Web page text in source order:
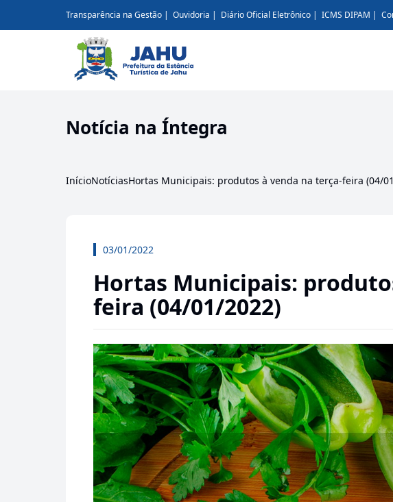
Transparência na Gestão Ouvidoria Diário Oficial Eletrônico ICMS DIPAM
Notícia na Íntegra
InícioNotíciasHortas Municipais: produtos à venda na terça-feira (04/
03/01/2022
Hortas Municipais:
feira (04/01/2022)